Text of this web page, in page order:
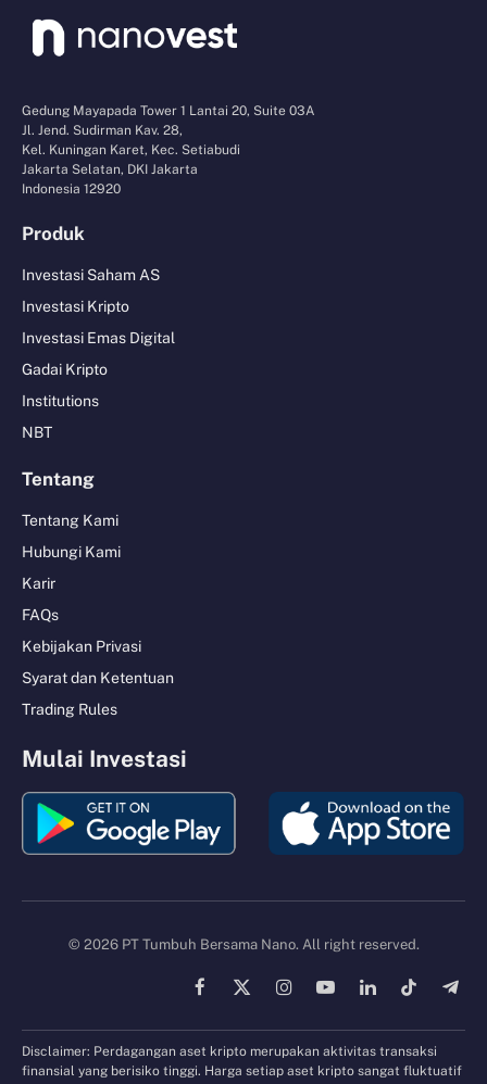
Gedung Mayapada Tower 1 Lantai 20, Suite 03A
Jl. Jend. Sudirman Kav. 28,
Kel. Kuningan Karet, Kec. Setiabudi
Jakarta Selatan, DKI Jakarta
Indonesia 12920
Produk
Investasi Saham AS
Investasi Kripto
Investasi Emas Digital
Gadai Kripto
Institutions
NBT
Tentang
Tentang Kami
Hubungi Kami
Karir
FAQs
Kebijakan Privasi
Syarat dan Ketentuan
Trading Rules
Mulai Investasi
© 2026 PT Tumbuh Bersama Nano. All right reserved.
Facebook
X
InstagramYouTubeLinkedInTikTok
Disclaimer: Perdagangan aset kripto merupakan aktivitas transaksi
finansial yang berisiko tinggi. Harga setiap aset kripto sangat fluktuatif